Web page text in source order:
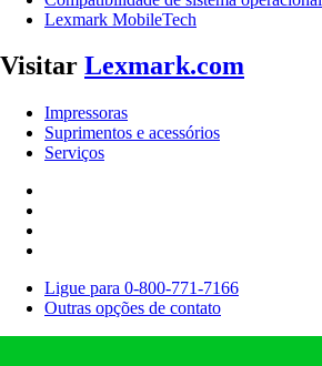
Lexmark MobileTech
Visitar Lexmark.com
Impressoras
Suprimentos e acessórios
Serviços
Ligue para 0-800-771-7166
Outras opções de contato